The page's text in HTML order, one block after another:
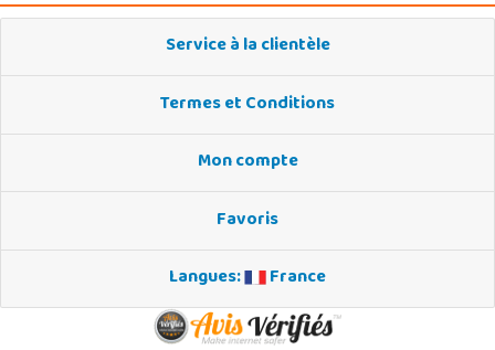
Service à la clientèle
Termes et Conditions
Mon compte
Favoris
Langues:
France